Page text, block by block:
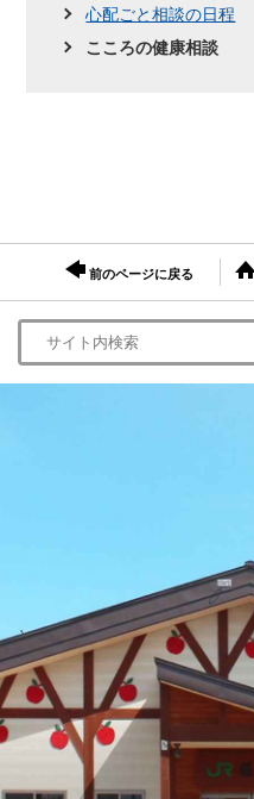
心配ごと相談の日程
こころの健康相談
前のページに戻る